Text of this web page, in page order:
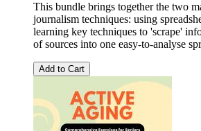
This bundle brings together the two
journalism techniques: using
learning key techniques to 'scrape'
of sources into one easy-to-analyse
Add to Cart